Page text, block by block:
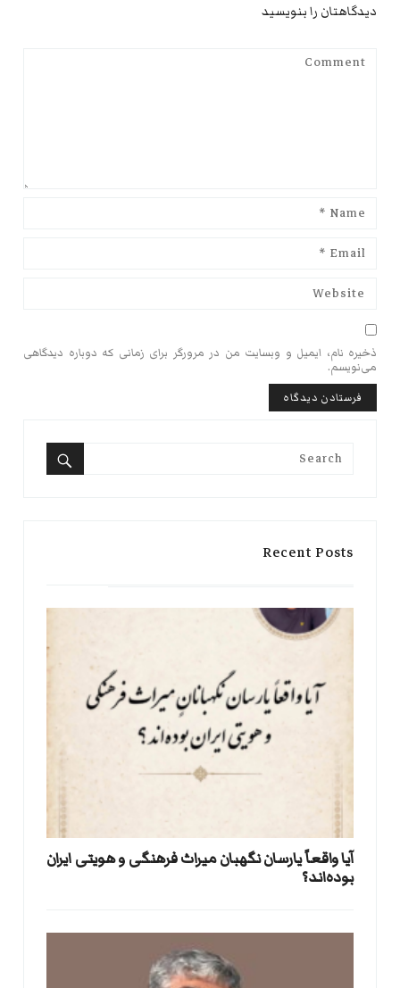
دیدگاهتان را بنویسید
ذخیره نام، ایمیل و وبسایت من در مرورگر برای زمانی که دوباره دیدگاهی
می‌نویسم.
Search
Recent Posts
آیا واقعاً یارسان نگهبان میراث فرهنگی و هویتی ایران
بوده‌اند؟